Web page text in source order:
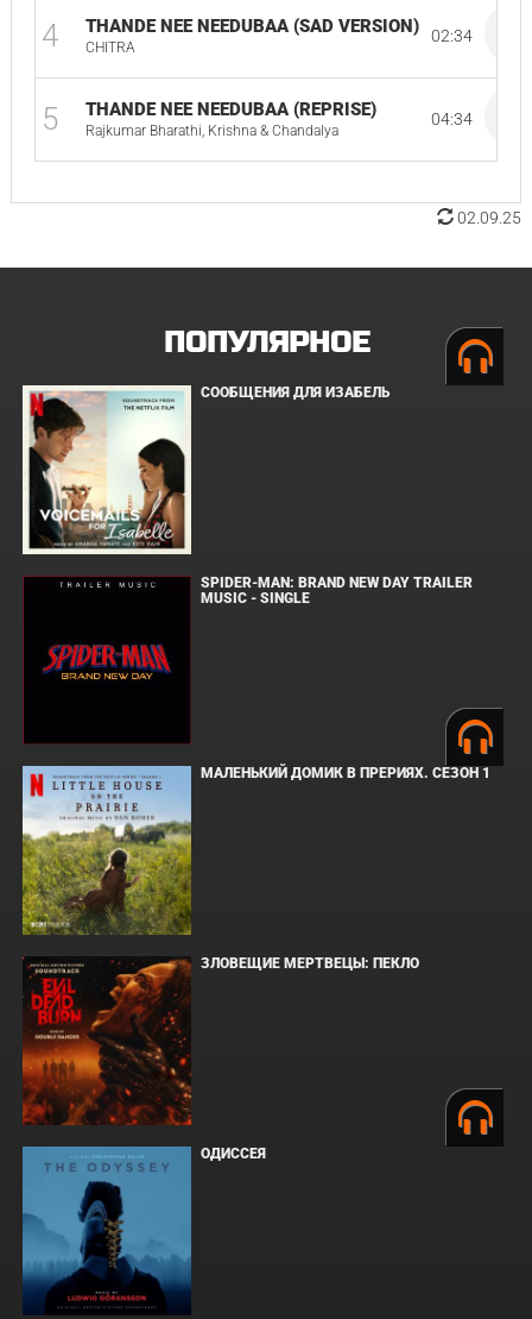
4 THANDE NEE NEEDUBAA (SAD VERSION)
CHITRA
02:34
5 THANDE NEE NEEDUBAA (REPRISE)
Rajkumar Bharathi, Krishna & Chandalya
04:34
02.09.25
ПОПУЛЯРНОЕ
СООБЩЕНИЯ ДЛЯ ИЗАБЕЛЬ
SPIDER-MAN: BRAND NEW DAY TRAILER
MUSIC - SINGLE
МАЛЕНЬКИЙ ДОМИК В ПРЕРИЯХ. СЕЗОН 1
ЗЛОВЕЩИЕ МЕРТВЕЦЫ: ПЕКЛО
ОДИССЕЯ